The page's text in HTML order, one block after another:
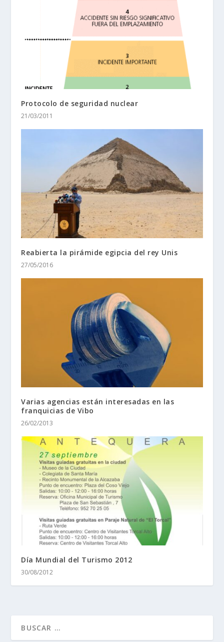
Protocolo de seguridad nuclear
21/03/2011
Reabierta la pirámide egipcia del rey Unis
27/05/2016
Varias agencias están interesadas en las
franquicias de Vibo
26/02/2013
Día Mundial del Turismo 2012
30/08/2012